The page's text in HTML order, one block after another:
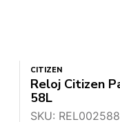
CITIZEN
Reloj Citizen
58L
SKU: